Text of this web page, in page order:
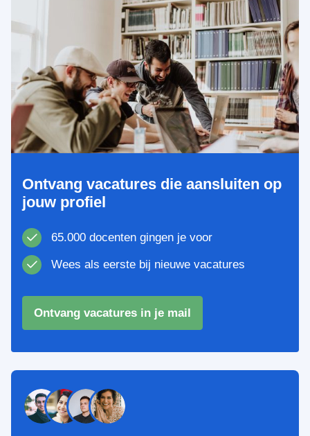
Ontvang vacatures die aansluiten op
jouw profiel
65.000 docenten gingen je voor
Wees als eerste bij nieuwe vacatures
Ontvang vacatures in je mail